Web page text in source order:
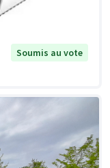
Soumis au vote